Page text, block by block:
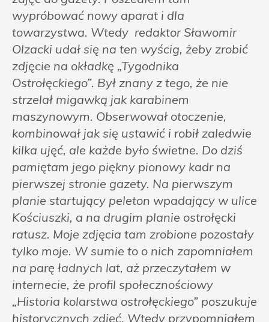
wypróbować nowy aparat i dla
towarzystwa. Wtedy redaktor Sławomir
Olzacki udał się na ten wyścig, żeby zrobić
zdjęcie na okładkę „Tygodnika
Ostrołęckiego”. Był znany z tego, że nie
strzelał migawką jak karabinem
maszynowym. Obserwował otoczenie,
kombinował jak się ustawić i robił zaledwie
kilka ujęć, ale każde było świetne. Do dziś
pamiętam jego piękny pionowy kadr na
pierwszej stronie gazety. Na pierwszym
planie startujący peleton wpadający w ulice
Kościuszki, a na drugim planie ostrołęcki
ratusz. Moje zdjęcia tam zrobione pozostały
tylko moje. W sumie to o nich zapomniałem
na parę ładnych lat, aż przeczytałem w
internecie, że profil społecznościowy
„Historia kolarstwa ostrołęckiego” poszukuje
historycznych zdjęć. Wtedy przypomniałem